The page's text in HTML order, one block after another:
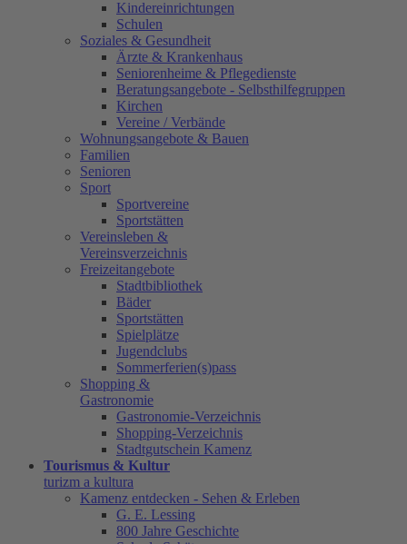
Kindereinrichtungen
Schulen
Soziales & Gesundheit
Ärzte & Krankenhaus
Seniorenheime & Pflegedienste
Beratungsangebote - Selbsthilfegruppen
Kirchen
Vereine / Verbände
Wohnungsangebote & Bauen
Familien
Senioren
Sport
Sportvereine
Sportstätten
Vereinsleben &
Vereinsverzeichnis
Freizeitangebote
Stadtbibliothek
Bäder
Sportstätten
Spielplätze
Jugendclubs
Sommerferien(s)pass
Shopping &
Gastronomie
Gastronomie-Verzeichnis
Shopping-Verzeichnis
Stadtgutschein Kamenz
Tourismus & Kultur
turizm a kultura
Kamenz entdecken - Sehen & Erleben
G. E. Lessing
800 Jahre Geschichte